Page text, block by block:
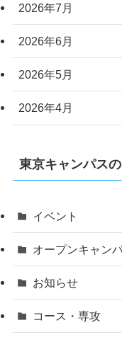
2026年7月
2026年6月
2026年5月
2026年4月
東京キャンパス
イベント
オープンキャン
お知らせ
コース・専攻